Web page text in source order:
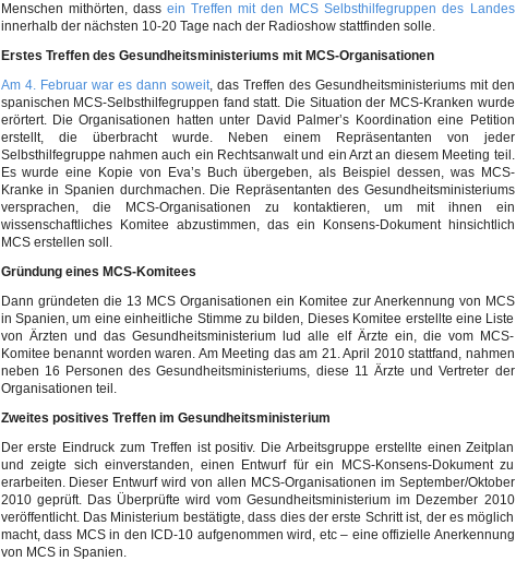
Menschen mithörten, dass ein Treffen mit den MCS Selbsthilfegruppen des Landes
innerhalb der nächsten 10-20 Tage nach der Radioshow stattfinden solle.
Erstes Treffen des Gesundheitsministeriums mit MCS-Organisationen
Am 4. Februar war es dann soweit, das Treffen des Gesundheitsministeriums mit den
spanischen MCS-Selbsthilfegruppen fand statt. Die Situation der MCS-Kranken wurde
erörtert. Die Organisationen hatten unter David Palmer’s Koordination eine Petition
erstellt, die überbracht wurde. Neben einem Repräsentanten von jeder
Selbsthilfegruppe nahmen auch ein Rechtsanwalt und ein Arzt an diesem Meeting teil.
Es wurde eine Kopie von Eva’s Buch übergeben, als Beispiel dessen, was MCS-
Kranke in Spanien durchmachen. Die Repräsentanten des Gesundheitsministeriums
versprachen, die MCS-Organisationen zu kontaktieren, um mit ihnen ein
wissenschaftliches Komitee abzustimmen, das ein Konsens-Dokument hinsichtlich
MCS erstellen soll.
Gründung eines MCS-Komitees
Dann gründeten die 13 MCS Organisationen ein Komitee zur Anerkennung von MCS
in Spanien, um eine einheitliche Stimme zu bilden, Dieses Komitee erstellte eine Liste
von Ärzten und das Gesundheitsministerium lud alle elf Ärzte ein, die vom MCS-
Komitee benannt worden waren. Am Meeting das am 21. April 2010 stattfand, nahmen
neben 16 Personen des Gesundheitsministeriums, diese 11 Ärzte und Vertreter der
Organisationen teil.
Zweites positives Treffen im Gesundheitsministerium
Der erste Eindruck zum Treffen ist positiv. Die Arbeitsgruppe erstellte einen Zeitplan
und zeigte sich einverstanden, einen Entwurf für ein MCS-Konsens-Dokument zu
erarbeiten. Dieser Entwurf wird von allen MCS-Organisationen im September/Oktober
2010 geprüft. Das Überprüfte wird vom Gesundheitsministerium im Dezember 2010
veröffentlicht. Das Ministerium bestätigte, dass dies der erste Schritt ist, der es möglich
macht, dass MCS in den ICD-10 aufgenommen wird, etc – eine offizielle Anerkennung
von MCS in Spanien.